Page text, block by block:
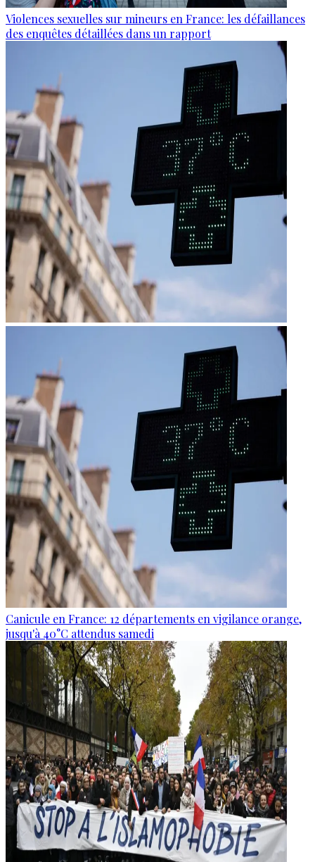
Violences sexuelles sur mineurs en France: les défaillances
des enquêtes détaillées dans un rapport
Canicule en France: 12 départements en vigilance orange,
jusqu'à 40°C attendus samedi